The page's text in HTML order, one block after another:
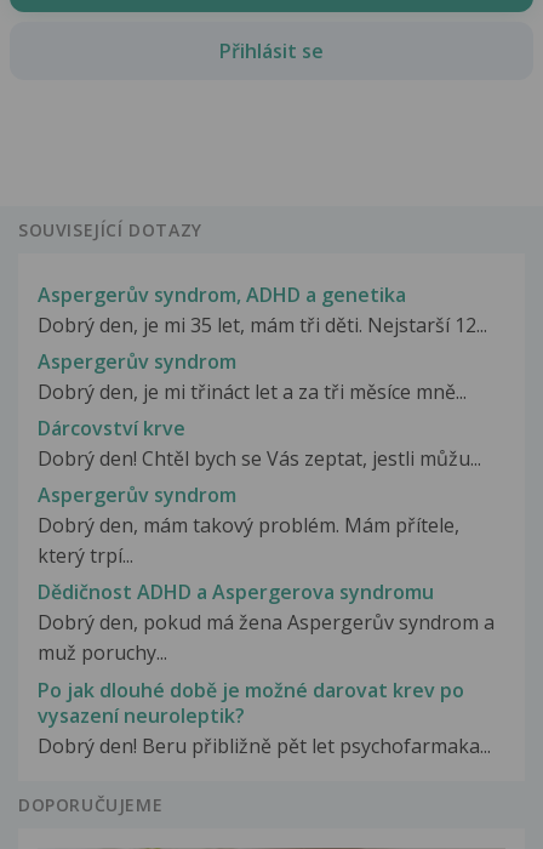
Přihlásit se
SOUVISEJÍCÍ DOTAZY
Aspergerův syndrom, ADHD a genetika
Dobrý den, je mi 35 let, mám tři děti. Nejstarší 12...
Aspergerův syndrom
Dobrý den, je mi třináct let a za tři měsíce mně...
Dárcovství krve
Dobrý den! Chtěl bych se Vás zeptat, jestli můžu...
Aspergerův syndrom
Dobrý den, mám takový problém. Mám přítele,
který trpí...
Dědičnost ADHD a Aspergerova syndromu
Dobrý den, pokud má žena Aspergerův syndrom a
muž poruchy...
Po jak dlouhé době je možné darovat krev po
vysazení neuroleptik?
Dobrý den! Beru přibližně pět let psychofarmaka...
DOPORUČUJEME